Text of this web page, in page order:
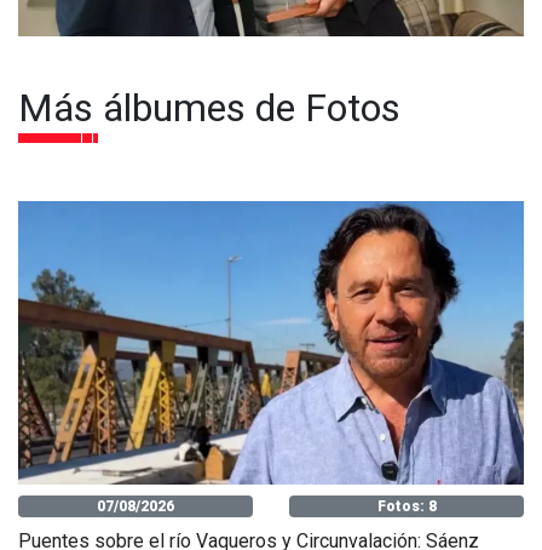
Más álbumes de Fotos
07/08/2026 Fotos: 8
Puentes sobre el río Vaqueros y Circunvalación: Sáenz